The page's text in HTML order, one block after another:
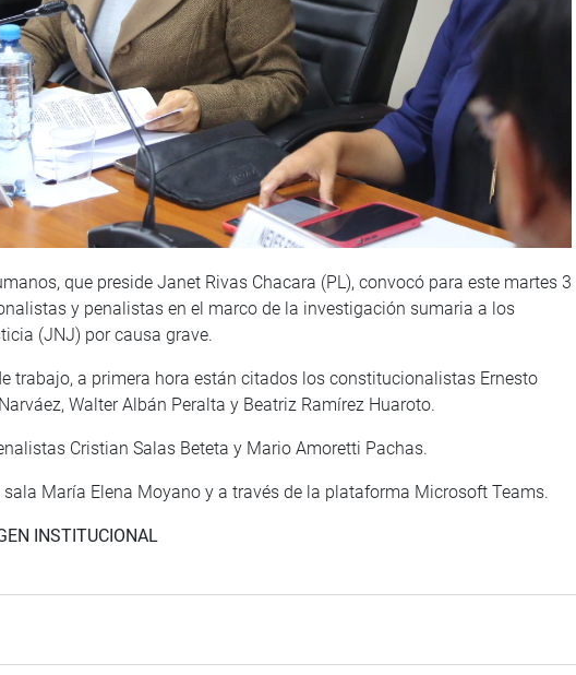
que preside Janet Rivas Chacara (PL), convocó para este martes 3
y penalistas en el marco de la investigación sumaria a los
(JNJ) por causa grave.
trabajo, a primera hora están citados los constitucionalistas Ernesto
Walter Albán Peralta y Beatriz Ramírez Huaroto.
Cristian Salas Beteta y Mario Amoretti Pachas.
María Elena Moyano y a través de la plataforma Microsoft Teams.
INSTITUCIONAL